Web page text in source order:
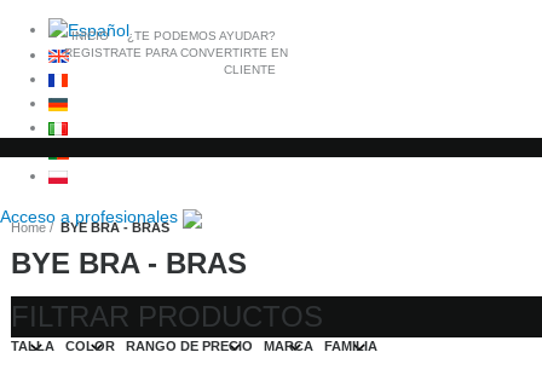
Acceso a profesionales
INICIO
¿TE PODEMOS AYUDAR?
REGISTRATE PARA CONVERTIRTE EN
CLIENTE
Home BYE BRA - BRAS
BYE BRA - BRAS
FILTRAR PRODUCTOS
TALLA COLOR RANGO DE PRECIO MARCA FAMILIA